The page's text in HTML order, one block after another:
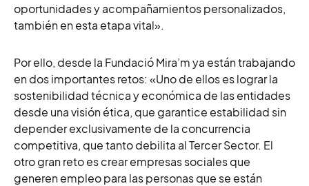
oportunidades y acompañamientos personalizados,
también en esta etapa vital».
Por ello, desde la Fundació Mira’m ya están trabajando
en dos importantes retos: «Uno de ellos es lograr la
sostenibilidad técnica y económica de las entidades
desde una visión ética, que garantice estabilidad sin
depender exclusivamente de la concurrencia
competitiva, que tanto debilita al Tercer Sector. El
otro gran reto es crear empresas sociales que
generen empleo para las personas que se están